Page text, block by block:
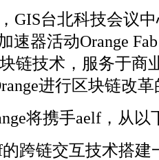
台北科技会议中
速器活动Orange
链技术，服务于商
进行区块链改
将携手aelf，从以
链交互技术搭建